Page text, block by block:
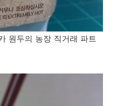
원두의 농장 직거래 파트